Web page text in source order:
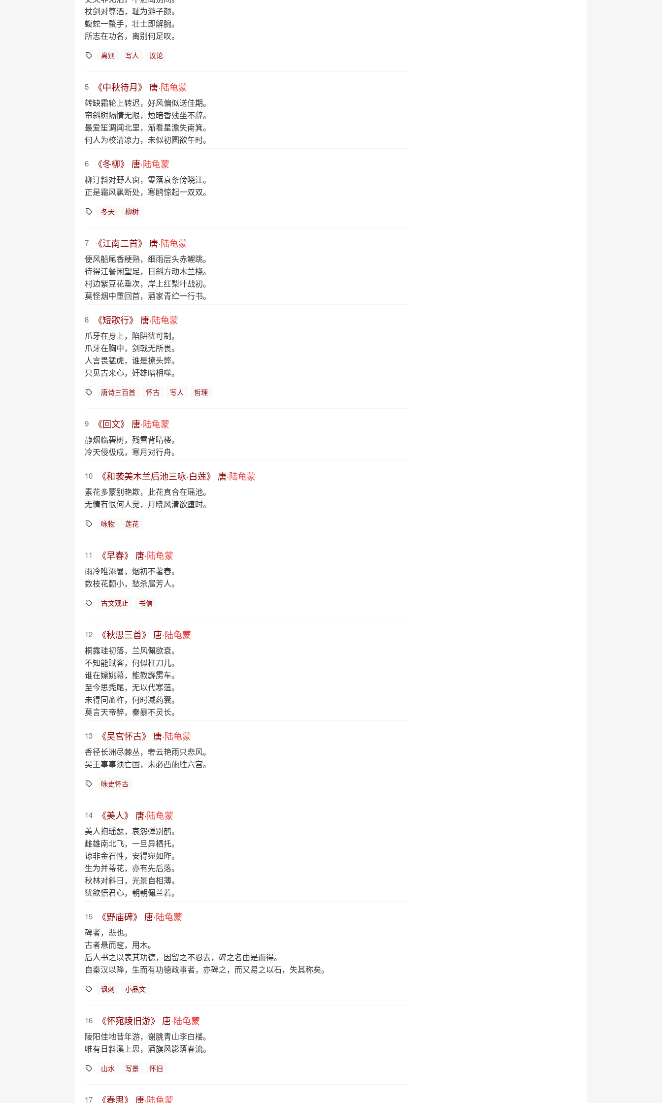
杖剑对尊酒，耻为游子颜。
蝮蛇一螫手，壮士即解腕。
所志在功名，离别何足叹。
离别 写人 议论
5 《中秋待月》 唐·陆龟蒙
转缺霜轮上转迟，好风偏似送佳期。
帘斜树隔情无限，烛暗香残坐不辞。
最爱笙调闻北里，渐看星澹失南箕。
何人为校清凉力，未似初圆欲午时。
6 《冬柳》 唐·陆龟蒙
柳汀斜对野人窗，零落衰条傍晓江。
正是霜风飘断处，寒鸥惊起一双双。
冬天 柳树
7 《江南二首》 唐·陆龟蒙
便风船尾香粳熟，细雨层头赤鲤跳。
待得江餐闲望足，日斜方动木兰桡。
村边紫豆花垂次，岸上红梨叶战初。
莫怪烟中重回首，酒家青纻一行书。
8 《短歌行》 唐·陆龟蒙
爪牙在身上，陷阱犹可制。
爪牙在胸中，剑戟无所畏。
人言畏猛虎，谁是撩头弊。
只见古来心，奸雄暗相噬。
唐诗三百首 怀古 写人 哲理
9 《回文》 唐·陆龟蒙
静烟临碧树，残雪背晴楼。
冷天侵极戍，寒月对行舟。
10 《和袭美木兰后池三咏·白莲》 唐·陆龟蒙
素花多蒙别艳欺，此花真合在瑶池。
无情有恨何人觉，月晓风清欲堕时。
咏物 莲花
11 《早春》 唐·陆龟蒙
雨冷唯添暑，烟初不著春。
数枝花颣小，愁杀扈芳人。
古文观止 书信
12 《秋思三首》 唐·陆龟蒙
桐露珪初落，兰风佩欲衰。
不知能赋客，何似枉刀儿。
谁在嫖姚幕，能教霹雳车。
至今思秃尾，无以代寒菹。
未得同齑杵，何时减药囊。
莫言天帝醉，秦暴不灵长。
13 《吴宫怀古》 唐·陆龟蒙
香径长洲尽棘丛，奢云艳雨只悲风。
吴王事事须亡国，未必西施胜六宫。
咏史怀古
14 《美人》 唐·陆龟蒙
美人抱瑶瑟，哀怨弹别鹤。
雌雄南北飞，一旦异栖托。
谅非金石性，安得宛如昨。
生为并蒂花，亦有先后落。
秋林对斜日，光景自相薄。
犹欲悟君心，朝朝佩兰若。
15 《野庙碑》 唐·陆龟蒙
碑者，悲也。
古者悬而窆，用木。
后人书之以表其功德，因留之不忍去，碑之名由是而得。
自秦汉以降，生而有功德政事者，亦碑之，而又易之以石，失其称矣。
讽刺 小品文
16 《怀宛陵旧游》 唐·陆龟蒙
陵阳佳地昔年游，谢脁青山李白楼。
唯有日斜溪上思，酒旗风影落春流。
山水 写景 怀旧
17 《春思》 唐·陆龟蒙